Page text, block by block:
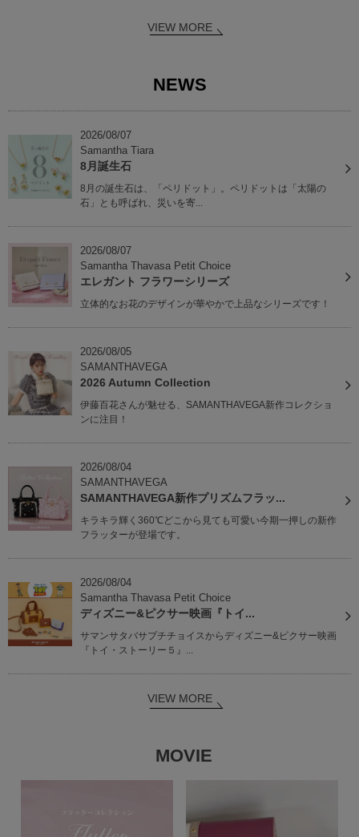
VIEW MORE
NEWS
2026/08/07
Samantha Tiara
8月誕生石
8月の誕生石は、「ペリドット」。ペリドットは「太陽の
石」とも呼ばれ、災いを寄...
2026/08/07
Samantha Thavasa Petit Choice
エレガント フラワーシリーズ
立体的なお花のデザインが華やかで上品なシリーズです！
2026/08/05
SAMANTHAVEGA
2026 Autumn Collection
伊藤百花さんが魅せる、SAMANTHAVEGA新作コレクショ
ンに注目！
2026/08/04
SAMANTHAVEGA
SAMANTHAVEGA新作プリズムフラッ...
キラキラ輝く360℃どこから見ても可愛い今期一押しの新作
フラッターが登場です。
2026/08/04
Samantha Thavasa Petit Choice
ディズニー&ピクサー映画『トイ...
サマンサタバサプチチョイスからディズニー&ピクサー映画
『トイ・ストーリー５』...
VIEW MORE
MOVIE